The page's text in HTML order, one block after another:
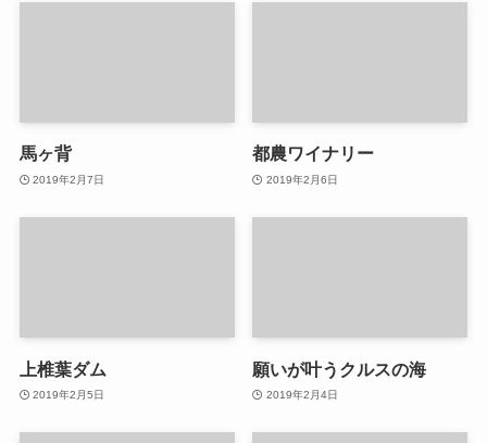
馬ヶ背
2019年2月7日
都農ワイナリー
2019年2月6日
上椎葉ダム
2019年2月5日
願いが叶うクルスの海
2019年2月4日